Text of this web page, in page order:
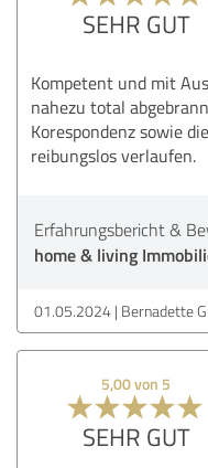
SEHR GUT
Kompetent und mit
nahezu total
Korespondenz sowie
reibungslos verlaufen.
Erfahrungsbericht &
home & living
01.05.2024 Bernadette G.
5,00 von 5
SEHR GUT